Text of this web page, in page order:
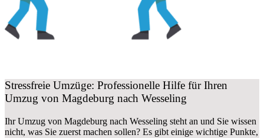
Stressfreie Umzüge: Professionelle Hilfe für Ihren
Umzug von Magdeburg nach Wesseling
Ihr Umzug von Magdeburg nach Wesseling steht an und Sie wissen
nicht, was Sie zuerst machen sollen? Es gibt einige wichtige Punkte,